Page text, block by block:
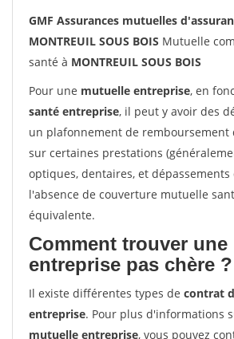
GMF Assurances mutuelles
MONTREUIL SOUS BOIS Mutuelle
santé à MONTREUIL SOUS BOIS
Pour une mutuelle entreprise, en
santé entreprise, il peut y avoir des
un plafonnement de remboursement
sur certaines prestations
optiques, dentaires, et
l'absence de couverture mutuelle
équivalente.
Comment trouver
entreprise pas chère ?
Il existe différentes types de contrat
entreprise. Pour plus d'informations
mutuelle entreprise, vous pouvez